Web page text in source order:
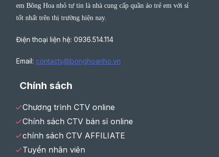
em Bông Hoa nhỏ tự tin là nhà cung cấp quần áo trẻ em với sỉ
tốt nhất trên thị trường hiện nay.
Điện thoại liện hệ: 0936.514.114
Email: contacts@bonghoanho.vn
Chính sách
Chương trình CTV online
Chính sách CTV bán sỉ online
chính sách CTV AFFILIATE
Tuyển nhân viên